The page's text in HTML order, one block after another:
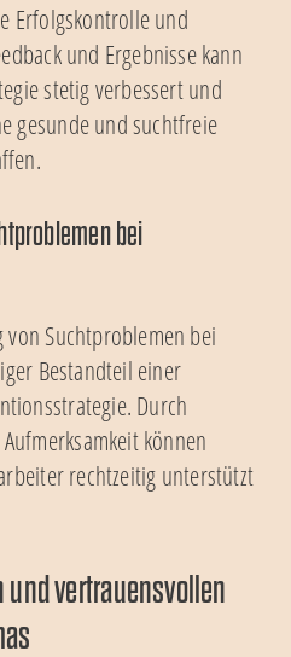
Erfolgskontrolle und
und Ergebnisse kann
stetig verbessert und
gesunde und suchtfreie
bei
von Suchtproblemen bei
Bestandteil einer
Durch
können
rechtzeitig unterstützt
vertrauensvollen